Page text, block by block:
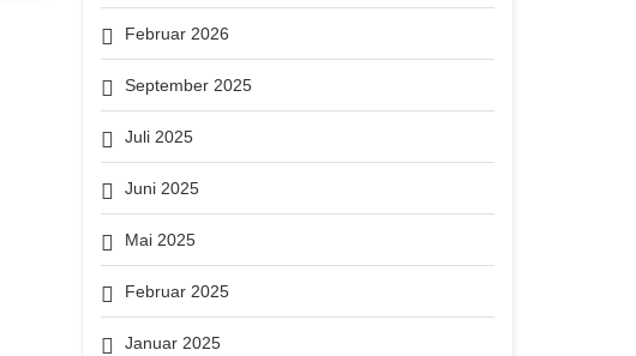
Februar 2026
September 2025
Juli 2025
Juni 2025
Mai 2025
Februar 2025
Januar 2025